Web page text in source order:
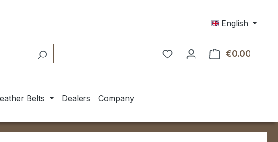
English
€0.00
Belts Dealers Company